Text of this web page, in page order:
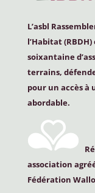
L’asbl
l’Habitat (RBDH)
soixantaine
terrains,
pour un accès à
abordable.
association
Fédération